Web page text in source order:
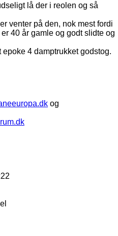
lå der i reolen og så
venter på den, nok mest fordi
40 år gamle og godt slidte og
4 damptrukket godstog.
og